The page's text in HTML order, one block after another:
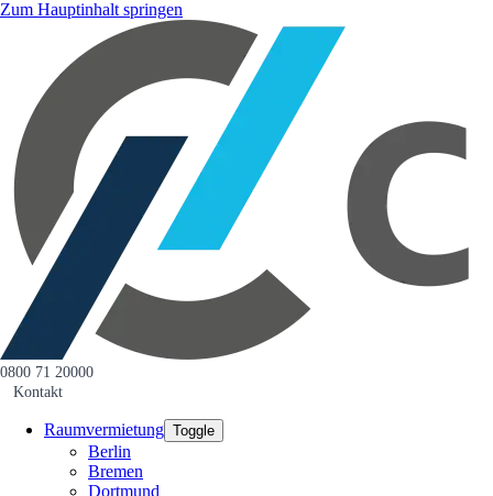
Zum Hauptinhalt springen
0800 71 20000
Kontakt
Raumvermietung Toggle
Berlin
Bremen
Dortmund